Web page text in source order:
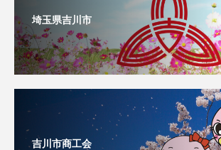
埼玉県吉川市
吉川市商工会